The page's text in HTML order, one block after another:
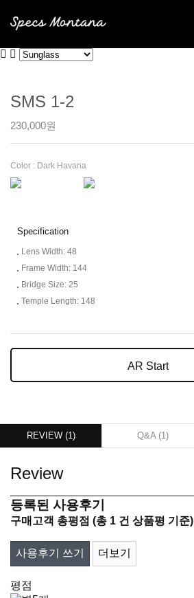
SMS 1-2
230,000원
Color : Dark Havana
Specification
Lens Width: 48
Frame Width: 144
Bridge Size: 25
Temple Length: 148
AR Start
REVIEW (1) Q&A (1)
Review
등록된 사용후기
구매고객 총평점 (총 1 건 상품평 기준)
사용후기 쓰기 더보기
평점